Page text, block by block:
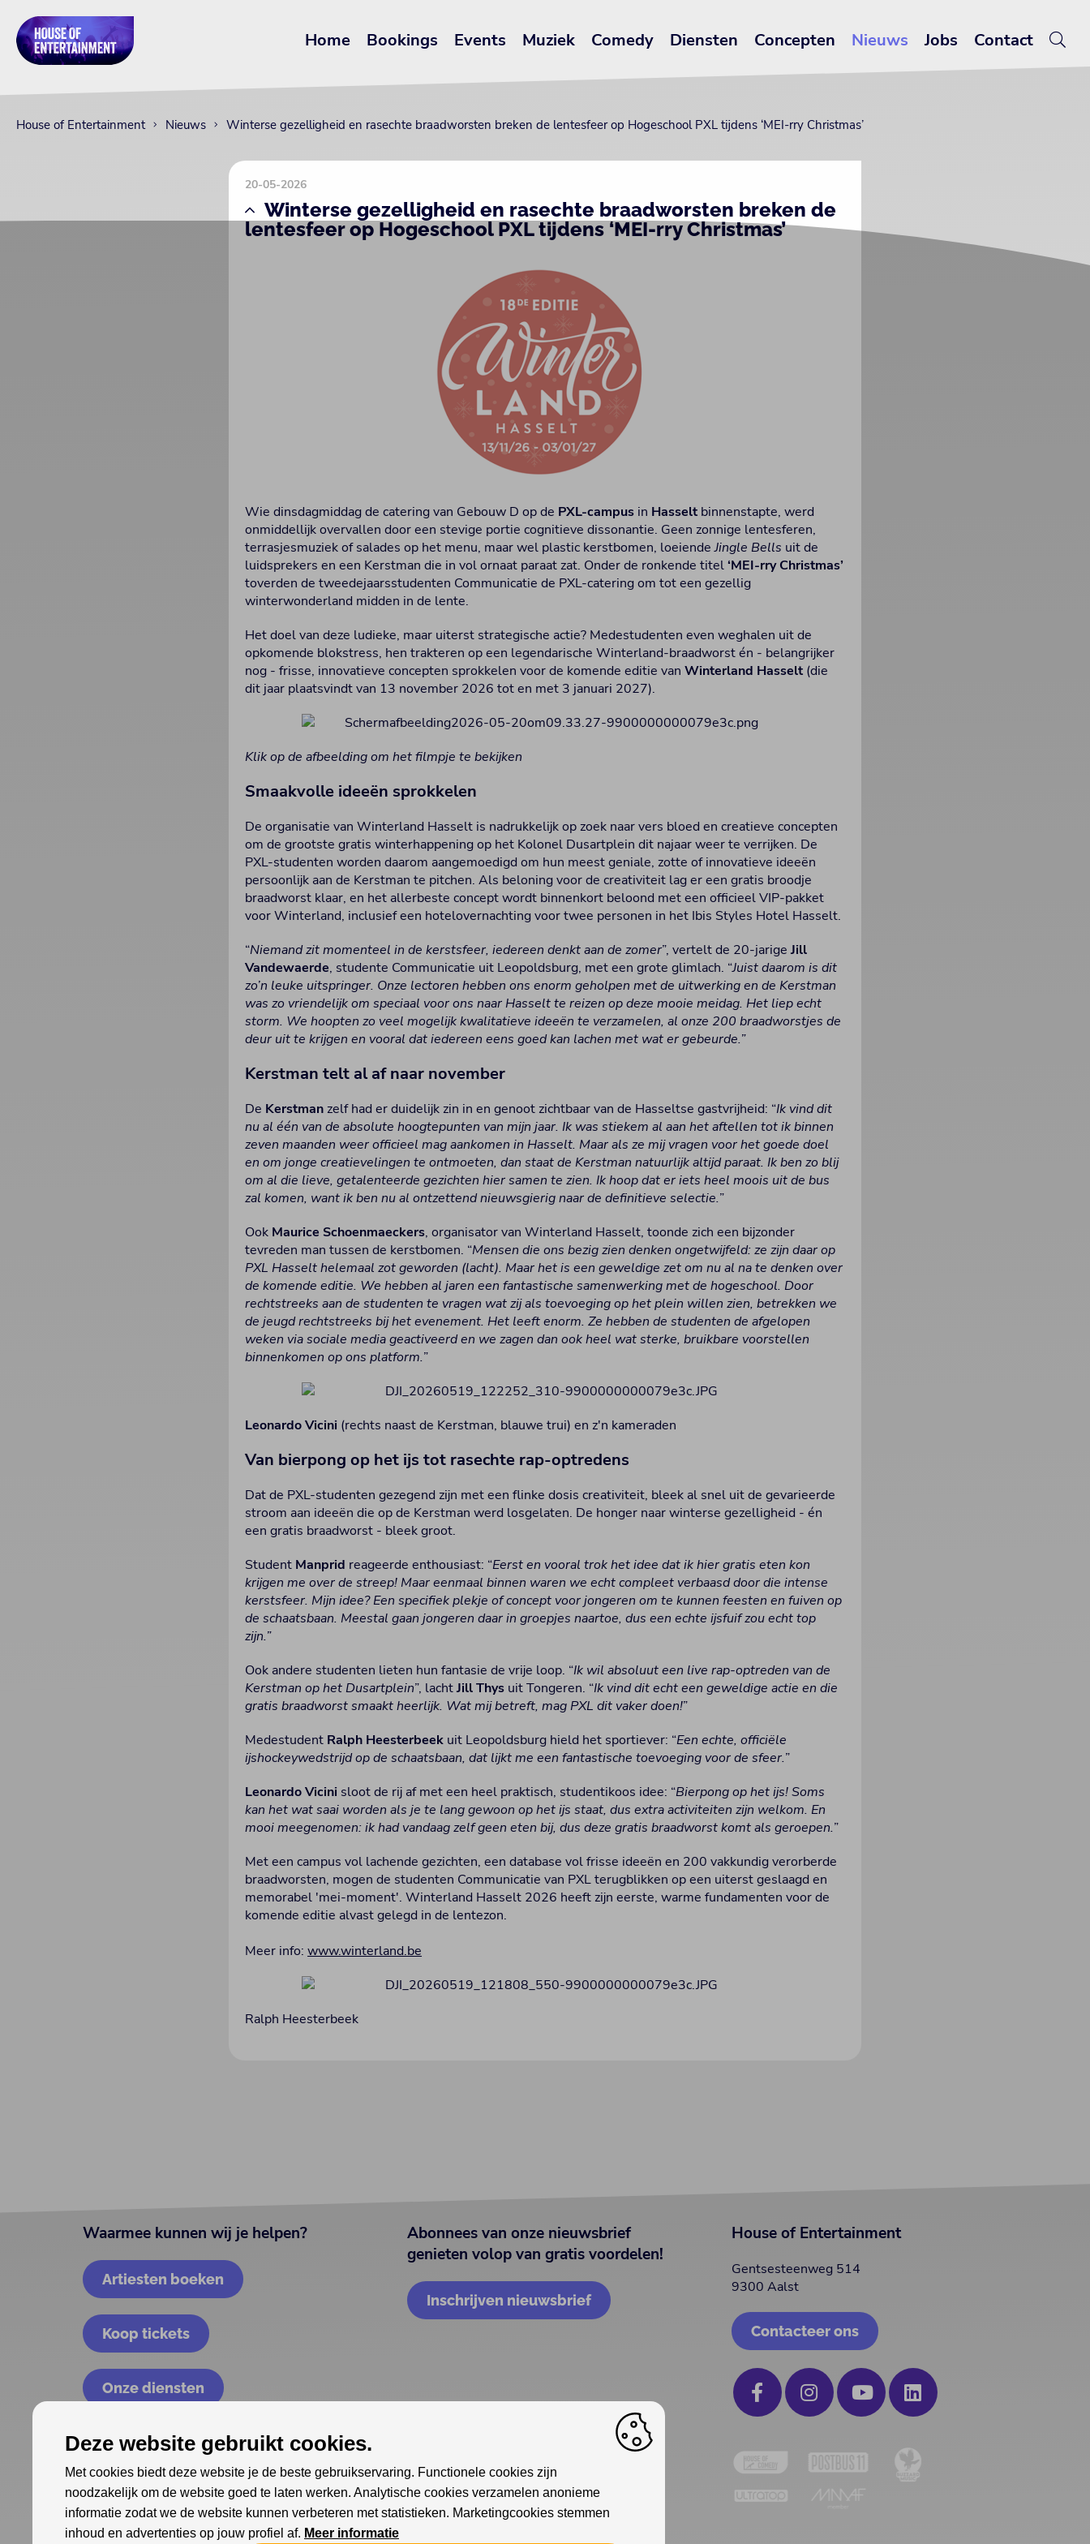
Home Bookings Events Muziek Comedy Diensten Concepten Nieuws Jobs Contact
House of Entertainment Nieuws Winterse gezelligheid en rasechte braadworsten breken de lentesfeer op Hogeschool PXL tijdens ‘MEI-rry Christmas’
20-05-2026
Winterse gezelligheid en rasechte braadworsten breken de
lentesfeer op Hogeschool PXL tijdens ‘MEI-rry Christmas’
Wie dinsdagmiddag de catering van Gebouw D op de PXL-campus in Hasselt binnenstapte, werd
onmiddellijk overvallen door een stevige portie cognitieve dissonantie. Geen zonnige lentesferen,
terrasjesmuziek of salades op het menu, maar wel plastic kerstbomen, loeiendeJingle Bells uit de
luidsprekers en een Kerstman die in vol ornaat paraat zat. Onder de ronkende titel‘MEI-rry Christmas’
toverden de tweedejaarsstudenten Communicatie de PXL-catering om tot een gezellig
winterwonderland midden in de lente.
Het doel van deze ludieke, maar uiterst strategische actie? Medestudenten even weghalen uit de
opkomende blokstress, hen trakteren op een legendarische Winterland-braadworst én - belangrijker
nog - frisse, innovatieve concepten sprokkelen voor de komende editie vanWinterland Hasselt (die
dit jaar plaatsvindt van 13 november 2026 tot en met 3 januari 2027).
Klik op de afbeelding om het filmpje te bekijken
Smaakvolle ideeën sprokkelen
De organisatie van Winterland Hasselt is nadrukkelijk op zoek naar vers bloed en creatieve concepten
om de grootste gratis winterhappening op het Kolonel Dusartplein dit najaar weer te verrijken. De
PXL-studenten worden daarom aangemoedigd om hun meest geniale, zotte of innovatieve ideeën
persoonlijk aan de Kerstman te pitchen. Als beloning voor de creativiteit lag er een gratis broodje
braadworst klaar, en het allerbeste concept wordt binnenkort beloond met een officieel VIP-pakket
voor Winterland, inclusief een hotelovernachting voor twee personen in het Ibis Styles Hotel Hasselt.
“Niemand zit momenteel in de kerstsfeer, iedereen denkt aan de zomer”, vertelt de 20-jarigeJill
Vandewaerde, studente Communicatie uit Leopoldsburg, met een grote glimlach. “Juist daarom is dit
zo’n leuke uitspringer. Onze lectoren hebben ons enorm geholpen met de uitwerking en de Kerstman
was zo vriendelijk om speciaal voor ons naar Hasselt te reizen op deze mooie meidag. Het liep echt
storm. We hoopten zo veel mogelijk kwalitatieve ideeën te verzamelen, al onze 200 braadworstjes de
deur uit te krijgen en vooral dat iedereen eens goed kan lachen met wat er gebeurde.”
Kerstman telt al af naar november
De Kerstman zelf had er duidelijk zin in en genoot zichtbaar van de Hasseltse gastvrijheid: “Ik vind dit
nu al één van de absolute hoogtepunten van mijn jaar. Ik was stiekem al aan het aftellen tot ik binnen
zeven maanden weer officieel mag aankomen in Hasselt. Maar als ze mij vragen voor het goede doel
en om jonge creatievelingen te ontmoeten, dan staat de Kerstman natuurlijk altijd paraat. Ik ben zo blij
om al die lieve, getalenteerde gezichten hier samen te zien. Ik hoop dat er iets heel moois uit de bus
zal komen, want ik ben nu al ontzettend nieuwsgierig naar de definitieve selectie.”
Ook Maurice Schoenmaeckers, organisator van Winterland Hasselt, toonde zich een bijzonder
tevreden man tussen de kerstbomen. “Mensen die ons bezig zien denken ongetwijfeld: ze zijn daar op
PXL Hasselt helemaal zot geworden (lacht). Maar het is een geweldige zet om nu al na te denken over
de komende editie. We hebben al jaren een fantastische samenwerking met de hogeschool. Door
rechtstreeks aan de studenten te vragen wat zij als toevoeging op het plein willen zien, betrekken we
de jeugd rechtstreeks bij het evenement. Het leeft enorm. Ze hebben de studenten de afgelopen
weken via sociale media geactiveerd en we zagen dan ook heel wat sterke, bruikbare voorstellen
binnenkomen op ons platform.”
Leonardo Vicini (rechts naast de Kerstman, blauwe trui) en z'n kameraden
Van bierpong op het ijs tot rasechte rap-optredens
Dat de PXL-studenten gezegend zijn met een flinke dosis creativiteit, bleek al snel uit de gevarieerde
stroom aan ideeën die op de Kerstman werd losgelaten. De honger naar winterse gezelligheid - én
een gratis braadworst - bleek groot.
Student Manprid reageerde enthousiast: “Eerst en vooral trok het idee dat ik hier gratis eten kon
krijgen me over de streep! Maar eenmaal binnen waren we echt compleet verbaasd door die intense
kerstsfeer. Mijn idee? Een specifiek plekje of concept voor jongeren om te kunnen feesten en fuiven op
de schaatsbaan. Meestal gaan jongeren daar in groepjes naartoe, dus een echte ijsfuif zou echt top
zijn.”
Ook andere studenten lieten hun fantasie de vrije loop. “Ik wil absoluut een live rap-optreden van de
Kerstman op het Dusartplein”, lachtJill Thys uit Tongeren. “Ik vind dit echt een geweldige actie en die
gratis braadworst smaakt heerlijk. Wat mij betreft, mag PXL dit vaker doen!”
Medestudent Ralph Heesterbeek uit Leopoldsburg hield het sportiever: “Een echte, officiële
ijshockeywedstrijd op de schaatsbaan, dat lijkt me een fantastische toevoeging voor de sfeer.”
Leonardo Vicini sloot de rij af met een heel praktisch, studentikoos idee: “Bierpong op het ijs! Soms
kan het wat saai worden als je te lang gewoon op het ijs staat, dus extra activiteiten zijn welkom. En
mooi meegenomen: ik had vandaag zelf geen eten bij, dus deze gratis braadworst komt als geroepen.”
Met een campus vol lachende gezichten, een database vol frisse ideeën en 200 vakkundig verorberde
braadworsten, mogen de studenten Communicatie van PXL terugblikken op een uiterst geslaagd en
memorabel 'mei-moment'. Winterland Hasselt 2026 heeft zijn eerste, warme fundamenten voor de
komende editie alvast gelegd in de lentezon.
Meer info:www.winterland.be
Ralph Heesterbeek
Waarmee kunnen wij je helpen?
Artiesten boeken
Koop tickets
Onze diensten
Abonnees van onze nieuwsbrief
genieten volop van gratis voordelen!
Inschrijven nieuwsbrief
House of Entertainment
Gentsesteenweg 514
9300 Aalst
Contacteer ons
Deze website gebruikt cookies.
Met cookies biedt deze website je de beste gebruikservaring. Functionele cookies zijn
noodzakelijk om de website goed te laten werken. Analytische cookies verzamelen anonieme
informatie zodat we de website kunnen verbeteren met statistieken. Marketingcookies stemmen
inhoud en advertenties op jouw profiel af. Meer informatie